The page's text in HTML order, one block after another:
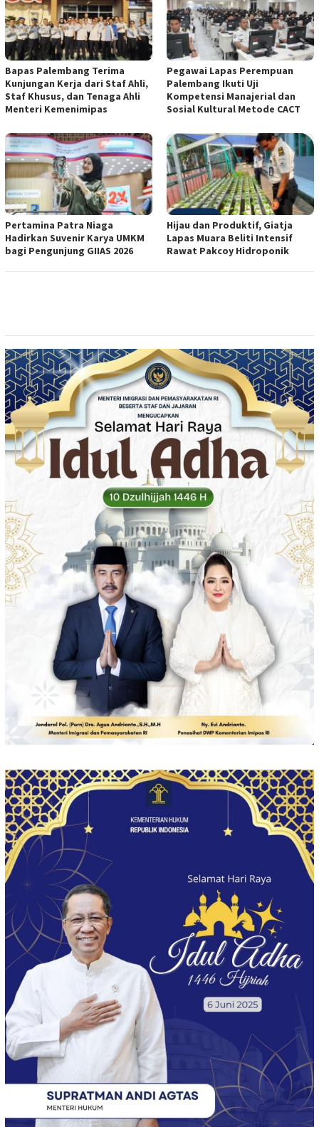
Bapas Palembang Terima
Kunjungan Kerja dari Staf Ahli,
Staf Khusus, dan Tenaga Ahli
Menteri Kemenimipas
Pegawai Lapas Perempuan
Palembang Ikuti Uji
Kompetensi Manajerial dan
Sosial Kultural Metode CACT
Pertamina Patra Niaga
Hadirkan Suvenir Karya UMKM
bagi Pengunjung GIIAS 2026
Hijau dan Produktif, Giatja
Lapas Muara Beliti Intensif
Rawat Pakcoy Hidroponik